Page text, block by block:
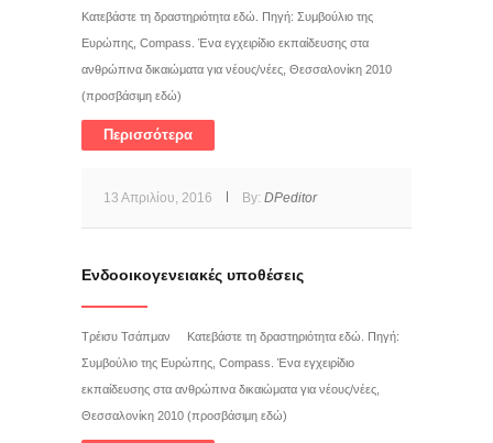
Κατεβάστε τη δραστηριότητα εδώ. Πηγή: Συμβούλιο της
Ευρώπης, Compass. Ένα εγχειρίδιο εκπαίδευσης στα
ανθρώπινα δικαιώματα για νέους/νέες, Θεσσαλονίκη 2010
(προσβάσιμη εδώ)
Περισσότερα
13 Απριλίου, 2016 By: DPeditor
Ενδοοικογενειακές υποθέσεις
Τρέισυ Τσάπμαν Κατεβάστε τη δραστηριότητα εδώ. Πηγή:
Συμβούλιο της Ευρώπης, Compass. Ένα εγχειρίδιο
εκπαίδευσης στα ανθρώπινα δικαιώματα για νέους/νέες,
Θεσσαλονίκη 2010 (προσβάσιμη εδώ)